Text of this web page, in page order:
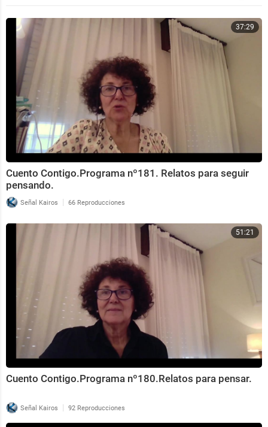
37:29
Cuento Contigo.Programa nº181. Relatos para seguir
pensando.
Señal Kairos | 66 Reproducciones
51:21
Cuento Contigo.Programa nº180.Relatos para pensar.
Señal Kairos | 92 Reproducciones